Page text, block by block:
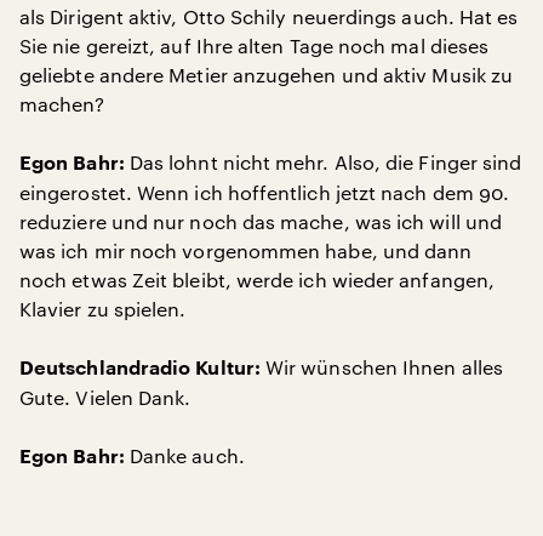
als Dirigent aktiv, Otto Schily neuerdings auch. Hat es
Sie nie gereizt, auf Ihre alten Tage noch mal dieses
geliebte andere Metier anzugehen und aktiv Musik zu
machen?
Egon Bahr: Das lohnt nicht mehr. Also, die Finger sind
eingerostet. Wenn ich hoffentlich jetzt nach dem 90.
reduziere und nur noch das mache, was ich will und
was ich mir noch vorgenommen habe, und dann
noch etwas Zeit bleibt, werde ich wieder anfangen,
Klavier zu spielen.
Deutschlandradio Kultur: Wir wünschen Ihnen alles
Gute. Vielen Dank.
Egon Bahr: Danke auch.